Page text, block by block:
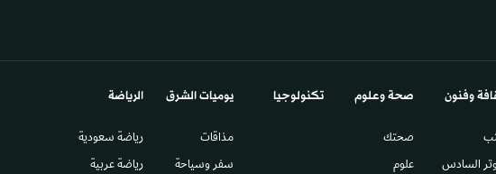
وفنون
السادس​
صحة وعلوم
صحتك
علوم
تكنولوجيا يوميات الشرق​
مذاقات
سفر وسياحة
الرياضة
رياضة سعودية
رياضة عربية